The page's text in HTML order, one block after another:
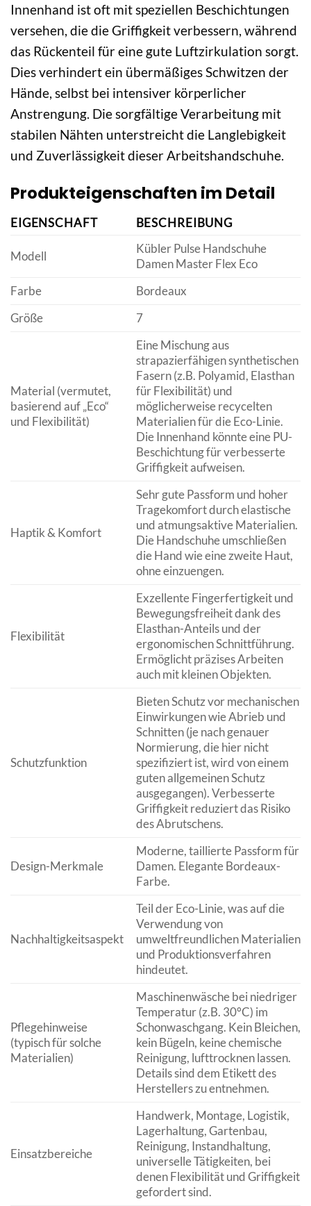
Innenhand ist oft mit speziellen Beschichtungen
versehen, die die Griffigkeit verbessern, während
das Rückenteil für eine gute Luftzirkulation sorgt.
Dies verhindert ein übermäßiges Schwitzen der
Hände, selbst bei intensiver körperlicher
Anstrengung. Die sorgfältige Verarbeitung mit
stabilen Nähten unterstreicht die Langlebigkeit
und Zuverlässigkeit dieser Arbeitshandschuhe.
Produkteigenschaften im Detail
EIGENSCHAFT BESCHREIBUNG
Modell
Kübler Pulse Handschuhe
Damen Master Flex Eco
Farbe
Bordeaux
Größe
7
Material (vermutet,
basierend auf „Eco“
und Flexibilität)
Eine Mischung aus
strapazierfähigen synthetischen
Fasern (z.B. Polyamid, Elasthan
für Flexibilität) und
möglicherweise recycelten
Materialien für die Eco-Linie.
Die Innenhand könnte eine PU-
Beschichtung für verbesserte
Griffigkeit aufweisen.
Haptik & Komfort
Sehr gute Passform und hoher
Tragekomfort durch elastische
und atmungsaktive Materialien.
Die Handschuhe umschließen
die Hand wie eine zweite Haut,
ohne einzuengen.
Flexibilität
Exzellente Fingerfertigkeit und
Bewegungsfreiheit dank des
Elasthan-Anteils und der
ergonomischen Schnittführung.
Ermöglicht präzises Arbeiten
auch mit kleinen Objekten.
Schutzfunktion
Bieten Schutz vor mechanischen
Einwirkungen wie Abrieb und
Schnitten (je nach genauer
Normierung, die hier nicht
spezifiziert ist, wird von einem
guten allgemeinen Schutz
ausgegangen). Verbesserte
Griffigkeit reduziert das Risiko
des Abrutschens.
Design-Merkmale
Moderne, taillierte Passform für
Damen. Elegante Bordeaux-
Farbe.
Nachhaltigkeitsaspekt
Teil der Eco-Linie, was auf die
Verwendung von
umweltfreundlichen Materialien
und Produktionsverfahren
hindeutet.
Pflegehinweise
(typisch für solche
Materialien)
Maschinenwäsche bei niedriger
Temperatur (z.B. 30°C) im
Schonwaschgang. Kein Bleichen,
kein Bügeln, keine chemische
Reinigung, lufttrocknen lassen.
Details sind dem Etikett des
Herstellers zu entnehmen.
Einsatzbereiche
Handwerk, Montage, Logistik,
Lagerhaltung, Gartenbau,
Reinigung, Instandhaltung,
universelle Tätigkeiten, bei
denen Flexibilität und Griffigkeit
gefordert sind.